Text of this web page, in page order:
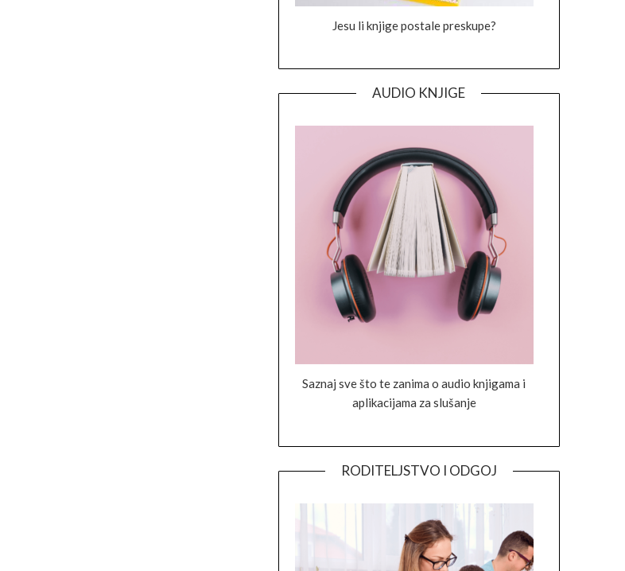
Jesu li knjige postale preskupe?
AUDIO KNJIGE
Saznaj sve što te zanima o audio knjigama i
aplikacijama za slušanje
RODITELJSTVO I ODGOJ